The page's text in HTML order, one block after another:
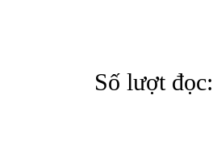
Số lượt đọc: